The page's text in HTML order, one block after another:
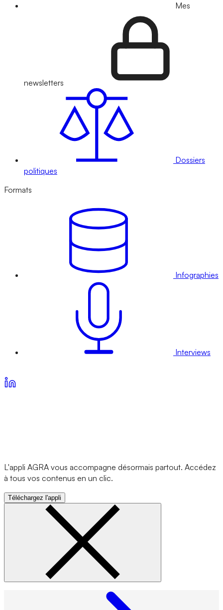
Mes
newsletters
Dossiers
politiques
Formats
Infographies
Interviews
L'appli AGRA vous accompagne désormais partout. Accédez
à tous vos contenus en un clic.
Téléchargez l'appli